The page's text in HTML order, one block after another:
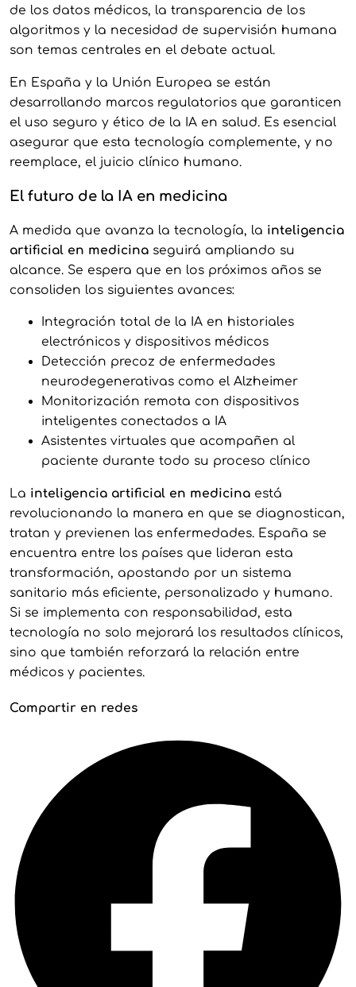
de los datos médicos, la transparencia de los
algoritmos y la necesidad de supervisión humana
son temas centrales en el debate actual.
En España y la Unión Europea se están
desarrollando marcos regulatorios que garanticen
el uso seguro y ético de la IA en salud. Es esencial
asegurar que esta tecnología complemente, y no
reemplace, el juicio clínico humano.
El futuro de la IA en medicina
A medida que avanza la tecnología, la inteligencia
artificial en medicinaseguirá ampliando su
alcance. Se espera que en los próximos años se
consoliden los siguientes avances:
Integración total de la IA en historiales
electrónicos y dispositivos médicos
Detección precoz de enfermedades
neurodegenerativas como el Alzheimer
Monitorización remota con dispositivos
inteligentes conectados a IA
Asistentes virtuales que acompañen al
paciente durante todo su proceso clínico
La inteligencia artificial en medicinaestá
revolucionando la manera en que se diagnostican,
tratan y previenen las enfermedades. España se
encuentra entre los países que lideran esta
transformación, apostando por un sistema
sanitario más eficiente, personalizado y humano.
Si se implementa con responsabilidad, esta
tecnología no solo mejorará los resultados clínicos,
sino que también reforzará la relación entre
médicos y pacientes.
Compartir en redes